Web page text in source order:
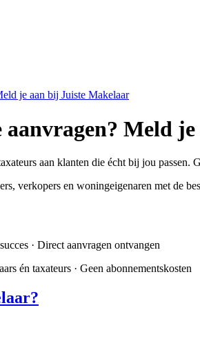
je aan bij Juiste Makelaar
Meld
aan klanten die écht bij jou passen.
verkopers en woningeigenaren met de
· Direct aanvragen ontvangen
én taxateurs · Geen abonnementskosten